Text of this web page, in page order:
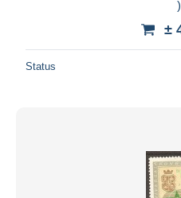
)
±
Status